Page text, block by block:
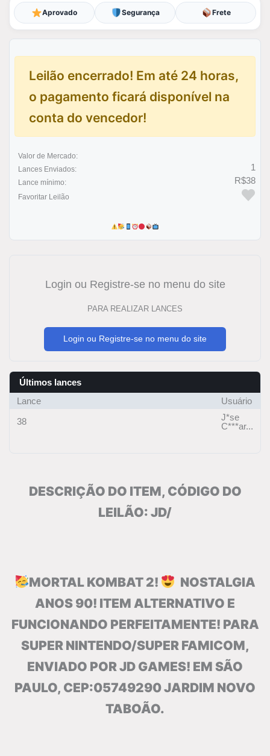
Aprovado Segurança Frete
Leilão encerrado! Em até 24 horas,
o pagamento ficará disponível na
conta do vencedor!
Valor de Mercado:
Lances Enviados:
1
Lance mínimo: R$38
Favoritar Leilão
Login ou Registre-se no menu do site
PARA REALIZAR LANCES
Login ou Registre-se no menu do site
Últimos lances
Lance
Usuário
38
J*se
C***ar...
DESCRIÇÃO DO ITEM, CÓDIGO DO
LEILÃO: JD/
MORTAL KOMBAT 2!
NOSTALGIA
ANOS 90! ITEM ALTERNATIVO E
FUNCIONANDO PERFEITAMENTE! PARA
SUPER NINTENDO/SUPER FAMICOM,
ENVIADO POR JD GAMES! EM SÃO
PAULO, CEP:05749290 JARDIM NOVO
TABOÃO.